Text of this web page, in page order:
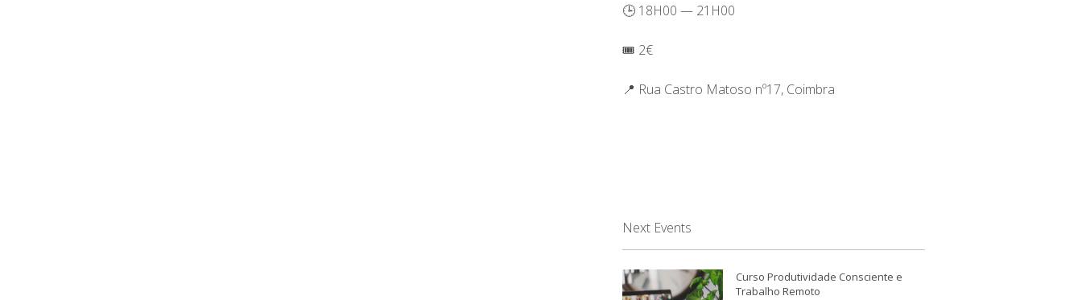
🕒 18H00 — 21H00
🎟️ 2€
📍 Rua Castro Matoso nº17, Coimbra
Next Events
Curso Produtividade Consciente e
Trabalho Remoto